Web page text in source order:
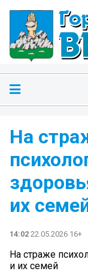
На
их
14:02 22.05.2026 16+
На страже
и их семей